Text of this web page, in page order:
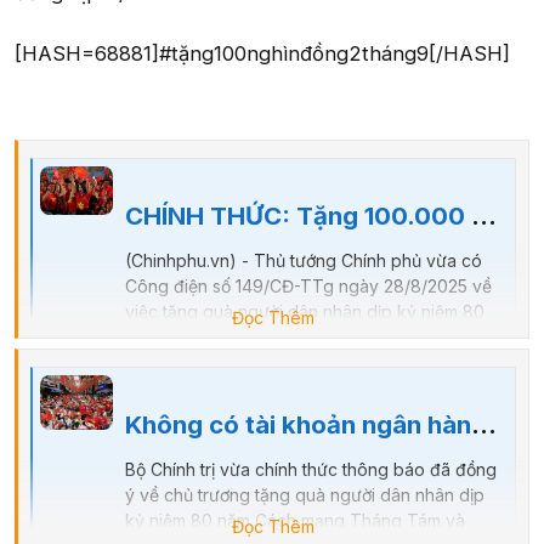
[HASH=68881]#tặng100nghìnđồng2tháng9[/HASH]
CHÍNH THỨC: Tặng 100.000 đồng/người cho toàn dân ăn Tết Độc lập
(Chinhphu.vn) - Thủ tướng Chính phủ vừa có
Công điện số 149/CĐ-TTg ngày 28/8/2025 về
việc tặng quà người dân nhân dịp kỷ niệm 80
năm Cách mạng Tháng Tám và Quốc khánh
nước tưng...
vnreview.vn
Đọc Thêm
Không có tài khoản ngân hàng thì nhận 100.000 đồng dịp 2/9 như thế nào?
Bộ Chính trị vừa chính thức thông báo đã đồng
ý về chủ trương tặng quà người dân nhân dịp
kỷ niệm 80 năm Cách mạng Tháng Tám và
Đọc Thêm